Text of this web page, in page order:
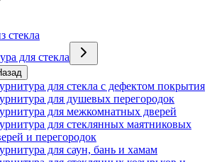
стекла
для стекла
для стекла с дефектом покрытия
для душевых перегородок
для межкомнатных дверей
для стеклянных маятниковых
и перегородок
для саун, бань и хамам